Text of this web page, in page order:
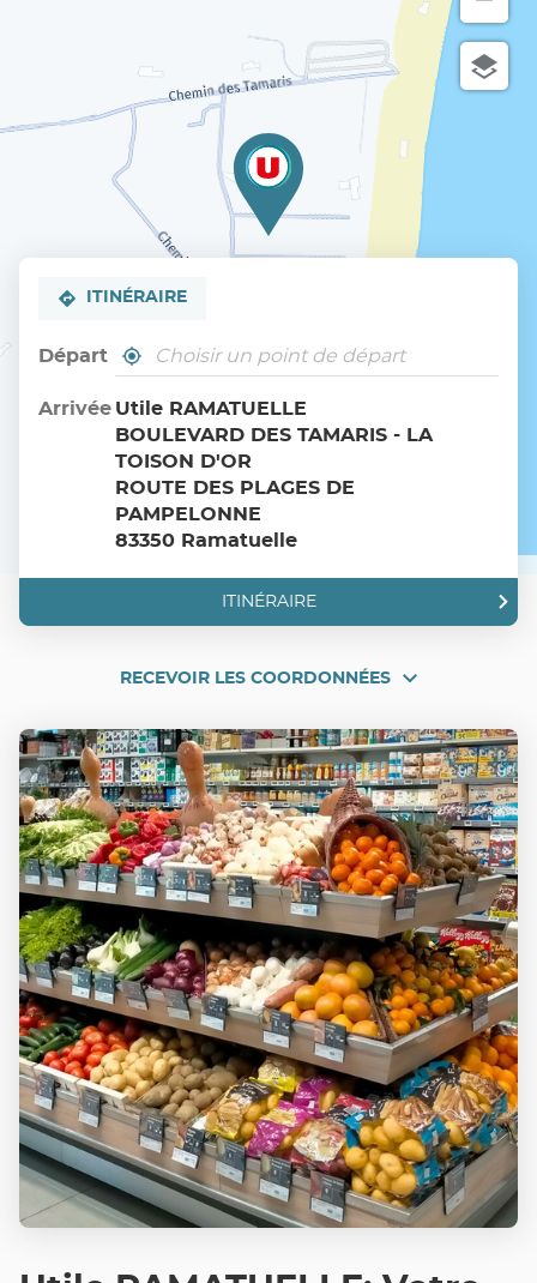
ITINÉRAIRE
Départ
,
trouver
un
point
de
vente
Utile
À
proximité
Arrivée Utile RAMATUELLE
BOULEVARD DES TAMARIS - LA
TOISON D'OR
ROUTE DES PLAGES DE
PAMPELONNE
83350 Ramatuelle
ITINÉRAIRE
JUSQU'AU
POINT
UTILE
RECEVOIR LES COORDONNÉES
RECEVOIR
COORDONNÉES